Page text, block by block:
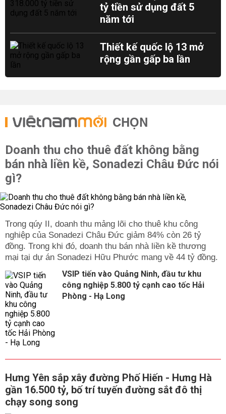
tỷ tiền sử dụng đất 5
năm tới
Thiết kế quốc lộ 13 mở
rộng gần gấp ba lần
CHỌN
Doanh thu cho thuê đất không bằng
bán nhà liền kề, Sonadezi Châu Đức nói
gì?
Trong qúy II, doanh thu mảng lõi cho thuê khu công
nghiệp của Sonadezi Châu Đức giảm 84% còn 26 tỷ
đồng. Trong khi đó, doanh thu bán nhà liền kề thương
mại tại dự án Sonadezi Hữu Phước mang về 44 tỷ đồng.
VSIP tiến vào Quảng Ninh, đầu tư khu
công nghiệp 5.800 tỷ cạnh cao tốc Hải
Phòng - Hạ Long
Hưng Yên sắp xây đường Phố Hiến - Hưng Hà
gần 16.500 tỷ, bố trí tuyến đường sắt đô thị
chạy song song